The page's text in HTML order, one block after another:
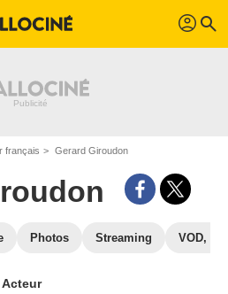
profil search
français Gerard Giroudon
Photos Streaming VOD,
Acteur